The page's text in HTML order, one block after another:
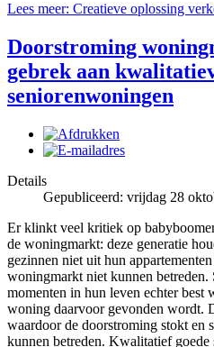
Lees meer: Creatieve oplossing
Doorstroming
gebrek aan
seniorenwoningen
Details
Gepubliceerd: vrijdag 28
Er klinkt veel kritiek op
de woningmarkt: deze generatie
gezinnen niet uit hun
woningmarkt niet kunnen
momenten in hun leven echter best
woning daarvoor gevonden wordt.
waardoor de doorstroming stokt en
kunnen betreden. Kwalitatief